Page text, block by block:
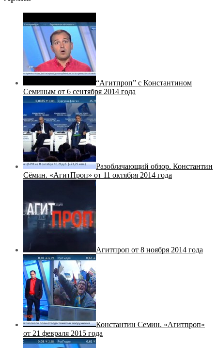
“Агитпроп” с Константином
Семиным от 6 сентября 2014 года
Разоблачающий обзор. Константин
Сёмин. «АгитПроп» от 11 октября 2014 года
Агитпроп от 8 ноября 2014 года
Константин Семин. «Агитпроп»
от 21 февраля 2015 года